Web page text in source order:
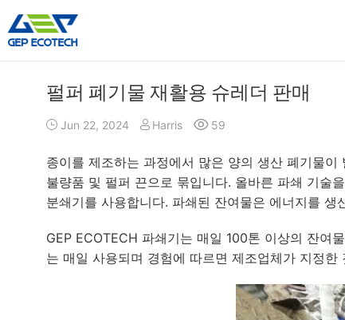
슈레더 기계
이중 샤프트 슈레더
단일 샤프트 슈레더
4축 슈레더
사전 파쇄기는
크러셔 기계
턱 크러셔
임팩트 크러셔
콘 크러셔
펄퍼 폐기물 재활용 슈레더 판매
Jun 22, 2024 Harris 59
종이를 제조하는 과정에서 많은 양의 생산 폐기물
불량품 및 펄퍼 끈으로 묶입니다. 올바른 파쇄 기술
분쇄기를 사용합니다. 파쇄된 잔여물은 에너지를 생
GEP ECOTECH 파쇄기는 매일 100톤 이상의 잔여
는 매일 사용되며 경험에 따르면 제조업체가 지정한